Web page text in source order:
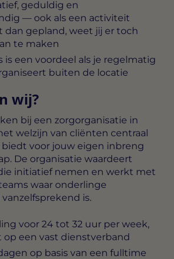
geduldig en
— ook als een activiteit
dan gepland, weet jij er toch
te maken
is een voordeel als je regelmatig
buiten de locatie
wij?
bij een zorgorganisatie in
welzijn van cliënten centraal
voor jouw eigen inbreng
De organisatie waardeert
initiatief nemen en werkt met
waar onderlinge
is.
voor 24 tot 32 uur per week,
een vast dienstverband
op basis van een fulltime